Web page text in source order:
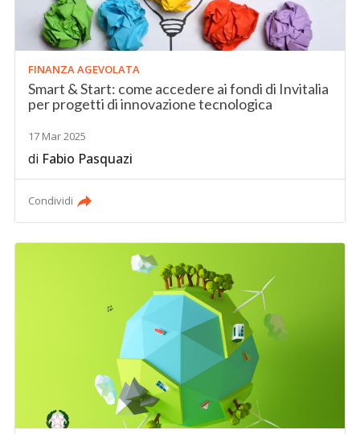
FINANZA AGEVOLATA
Smart & Start: come accedere ai fondi di Invitalia
per progetti di innovazione tecnologica
17 Mar 2025
di Fabio Pasquazi
Condividi